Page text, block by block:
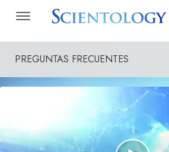
PREGUNTAS FRECUENTES